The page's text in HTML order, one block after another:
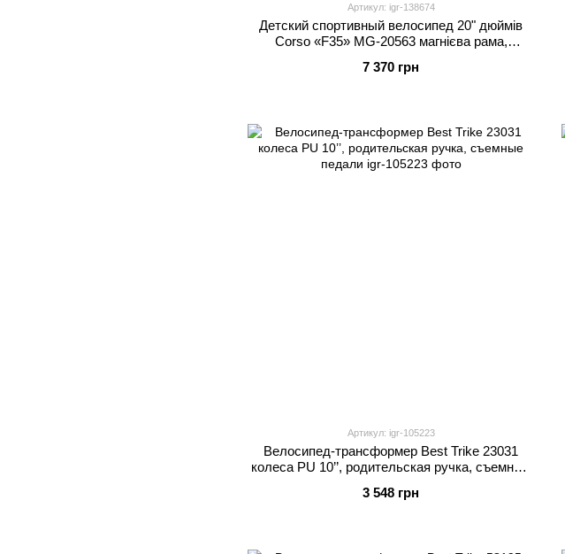
Артикул: igr-138674
Детский спортивный велосипед 20" дюймів
Corso «F35» MG-20563 магнієва рама,
75
7 370 грн
Артикул: igr-105223
Велосипед-трансформер Best Trike 23031
колеса PU 10’’, родительская ручка, съемные
3 548 грн